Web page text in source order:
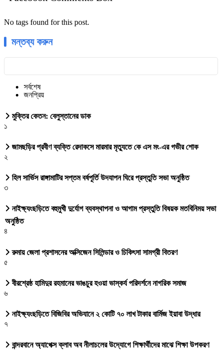
No tags found for this post.
মন্তব্য করুন
সর্বশেষ
জনপ্রিয়
মুক্তির কেতন: বেলুস্তানের ডাক
১
জামছড়ির প্রবীণ ব্যক্তি রেদাকসে মারমার মৃত্যুতে কে এস মং-এর গভীর শোক
২
হিল সার্ভিস রাঙ্গামাটির সপ্তম বর্ষপূর্তি উদযাপন ঘিরে প্রস্তুতি সভা অনুষ্ঠিত
৩
নাইক্ষ্যংছড়িতে বহুমুখী দুর্যোগ ব্যবস্থাপনা ও আগাম প্রস্তুতি বিষয়ক মতবিনিময় সভা
অনুষ্ঠিত
৪
রুমায় জেলা প্রশাসনের অক্সিজেন সিলিন্ডার ও চিকিৎসা সামগ্রী বিতরণ
৫
বীরশ্রেষ্ঠ হামিদুর রহমানের ভাঙচুর হওয়া ভাস্কর্য পরিদর্শনে নাগরিক সমাজ
৬
নাইক্ষ্যংছড়িতে বিজিবির অভিযানে ২ কোটি ৭০ লাখ টাকার বার্মিজ ইয়াবা উদ্ধার
৭
বান্দরবানে অ্যাপেক্স ক্লাব অব নীলাচলের উদ্যোগে শিক্ষার্থীদের মাঝে শিক্ষা উপকরণ